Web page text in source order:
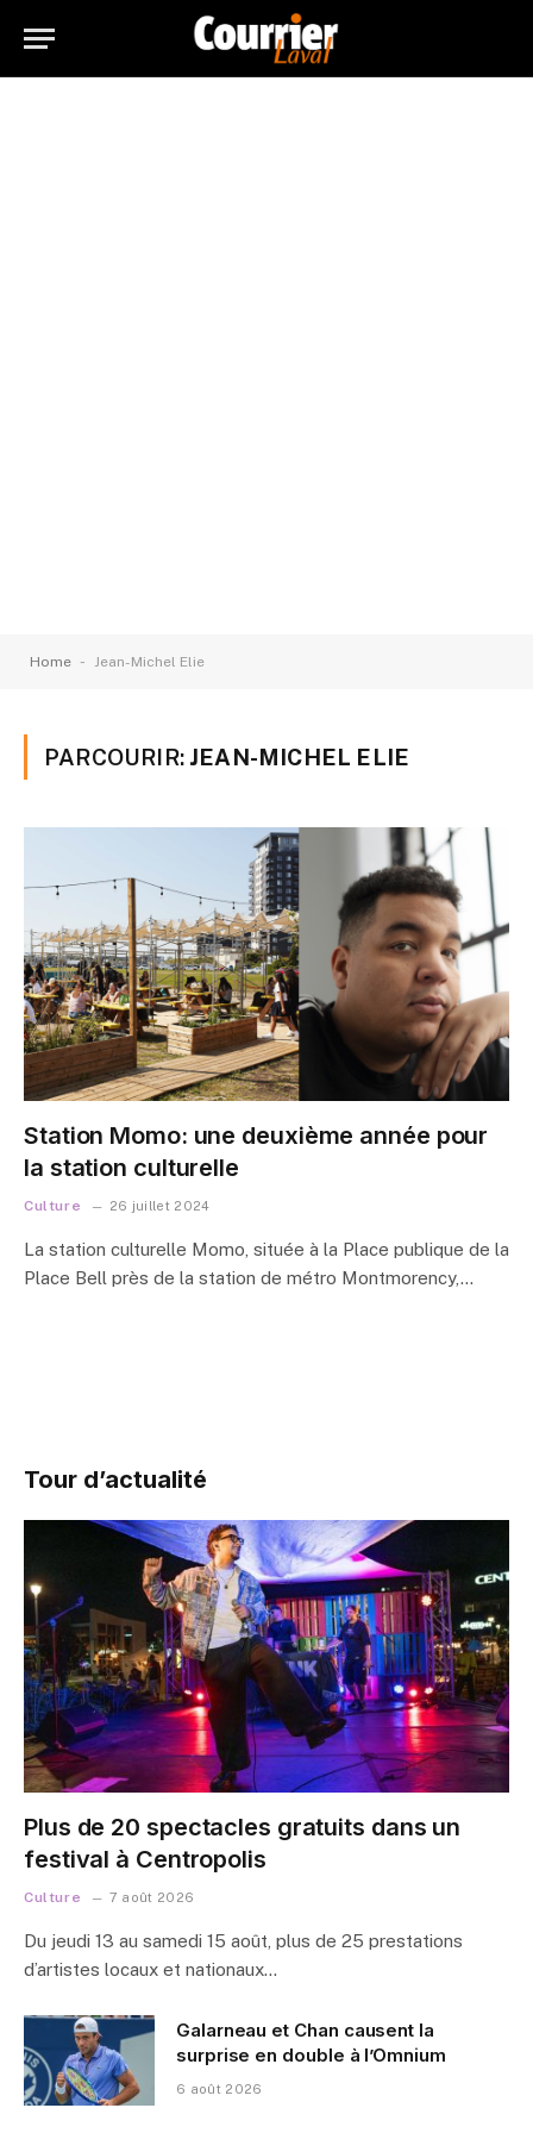
Home - Jean-Michel Elie
PARCOURIR: JEAN-MICHEL ELIE
Station Momo: une deuxième année pour
la station culturelle
Culture 26 juillet 2024
La station culturelle Momo, située à la Place publique de la
Place Bell près de la station de métro Montmorency,…
Tour d’actualité
Plus de 20 spectacles gratuits dans un
festival à Centropolis
Culture 7 août 2026
Du jeudi 13 au samedi 15 août, plus de 25 prestations
d’artistes locaux et nationaux…
Galarneau et Chan causent la
surprise en double à l’Omnium
6 août 2026